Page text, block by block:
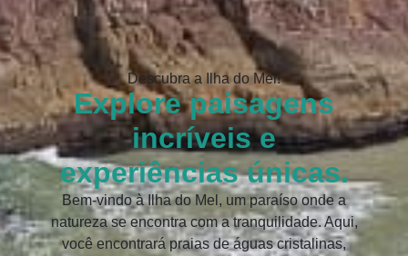
Descubra a Ilha do Mel!
Explore paisagens
incríveis e
experiências únicas.
Bem-vindo à Ilha do Mel, um paraíso onde a
natureza se encontra com a tranquilidade. Aqui,
você encontrará praias de águas cristalinas,